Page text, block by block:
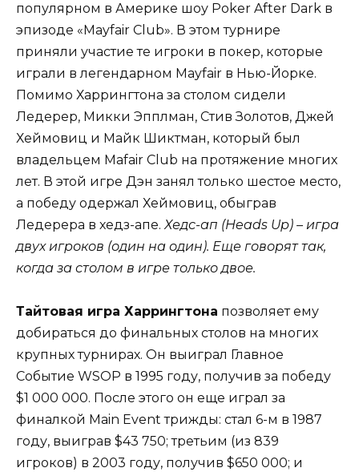
популярном в Америке шоу Poker After Dark в
эпизоде «Mayfair Club». В этом турнире
приняли участие те игроки в покер, которые
играли в легендарном Mayfair в Нью-Йорке.
Помимо Харрингтона за столом сидели
Ледерер, Микки Эпплман, Стив Золотов, Джей
Хеймовиц и Майк Шиктман, который был
владельцем Mafair Club на протяжение многих
лет. В этой игре Дэн занял только шестое место,
а победу одержал Хеймовиц, обыграв
Ледерера в хедз-апе.Хедс-ап (Heads Up) – игра
двух игроков (один на один). Еще говорят так,
когда за столом в игре только двое.
Тайтовая игра Харрингтона позволяет ему
добираться до финальных столов на многих
крупных турнирах. Он выиграл Главное
Событие WSOP в 1995 году, получив за победу
$1 000 000. После этого он еще играл за
финалкой Main Event трижды: стал 6-м в 1987
году, выиграв $43 750; третьим (из 839
игроков) в 2003 году, получив $650 000; и